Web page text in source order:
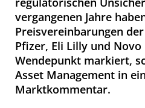
vergangenen Jahre
Preisvereinbarungen
Pfizer, Eli Lilly und
Wendepunkt markiert,
Asset Management in
Marktkommentar.